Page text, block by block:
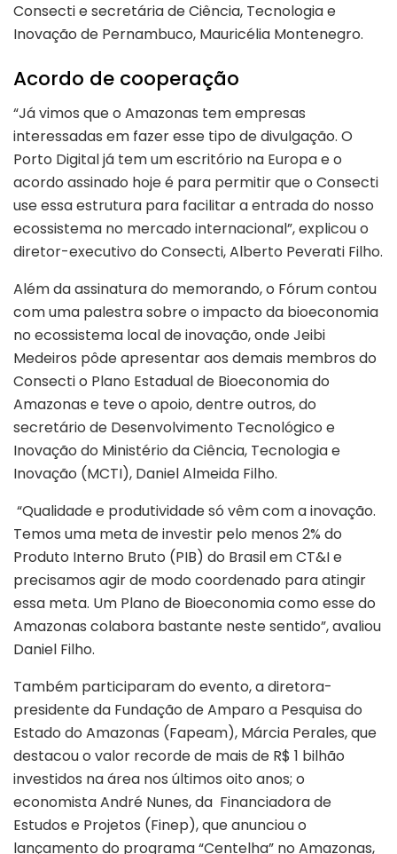
Consecti e secretária de Ciência, Tecnologia e
Inovação de Pernambuco, Mauricélia Montenegro.
Acordo de cooperação
“Já vimos que o Amazonas tem empresas
interessadas em fazer esse tipo de divulgação. O
Porto Digital já tem um escritório na Europa e o
acordo assinado hoje é para permitir que o Consecti
use essa estrutura para facilitar a entrada do nosso
ecossistema no mercado internacional”, explicou o
diretor-executivo do Consecti, Alberto Peverati Filho.
Além da assinatura do memorando, o Fórum contou
com uma palestra sobre o impacto da bioeconomia
no ecossistema local de inovação, onde Jeibi
Medeiros pôde apresentar aos demais membros do
Consecti o Plano Estadual de Bioeconomia do
Amazonas e teve o apoio, dentre outros, do
secretário de Desenvolvimento Tecnológico e
Inovação do Ministério da Ciência, Tecnologia e
Inovação (MCTI), Daniel Almeida Filho.
“Qualidade e produtividade só vêm com a inovação.
Temos uma meta de investir pelo menos 2% do
Produto Interno Bruto (PIB) do Brasil em CT&I e
precisamos agir de modo coordenado para atingir
essa meta. Um Plano de Bioeconomia como esse do
Amazonas colabora bastante neste sentido”, avaliou
Daniel Filho.
Também participaram do evento, a diretora-
presidente da Fundação de Amparo a Pesquisa do
Estado do Amazonas (Fapeam), Márcia Perales, que
destacou o valor recorde de mais de R$ 1 bilhão
investidos na área nos últimos oito anos; o
economista André Nunes, da Financiadora de
Estudos e Projetos (Finep), que anunciou o
lançamento do programa “Centelha” no Amazonas,